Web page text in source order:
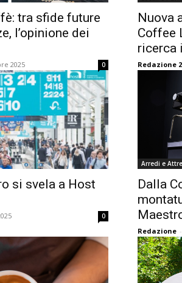
tra sfide future
l’opinione dei
2025 0
Nuova
Coffee
ricerca
Redazione 2
si svela a Host
0
Arredi e
Dalla
Redazione -